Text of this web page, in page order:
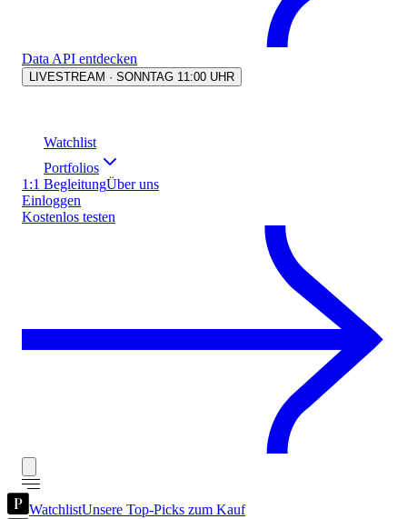
Data API entdecken
LIVESTREAM · SONNTAG 11:00 UHR
Watchlist
Portfolios
1:1 BegleitungÜber uns
Einloggen
Kostenlos testen
WatchlistUnsere Top-Picks zum Kauf